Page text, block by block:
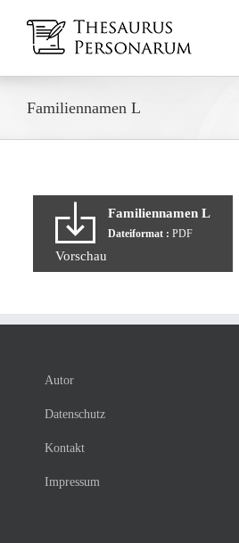
Inhalt
springen
Familiennamen L
Familiennamen L
Dateiformat : PDF
Vorschau
Autor
Datenschutz
Kontakt
Impressum